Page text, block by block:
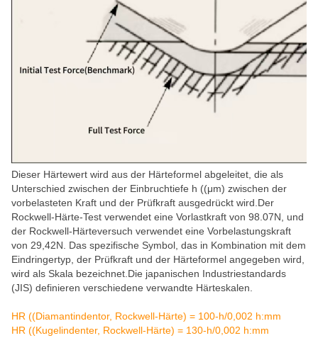
Dieser Härtewert wird aus der Härteformel abgeleitet, die als
Unterschied zwischen der Einbruchtiefe h ((μm) zwischen der
vorbelasteten Kraft und der Prüfkraft ausgedrückt wird.Der
Rockwell-Härte-Test verwendet eine Vorlastkraft von 98.07N, und
der Rockwell-Härteversuch verwendet eine Vorbelastungskraft
von 29,42N. Das spezifische Symbol, das in Kombination mit dem
Eindringertyp, der Prüfkraft und der Härteformel angegeben wird,
wird als Skala bezeichnet.Die japanischen Industriestandards
(JIS) definieren verschiedene verwandte Härteskalen.
HR ((Diamantindentor, Rockwell-Härte) = 100-h/0,002 h:mm
HR ((Kugelindenter, Rockwell-Härte) = 130-h/0,002 h:mm